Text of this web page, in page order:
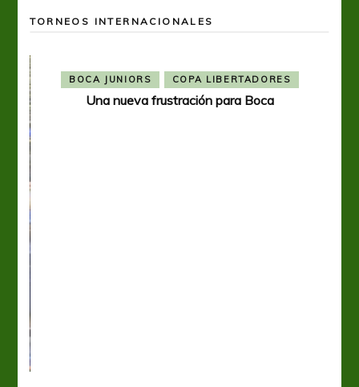
TORNEOS INTERNACIONALES
BOCA JUNIORS COPA LIBERTADORES
Una nueva frustración para Boca